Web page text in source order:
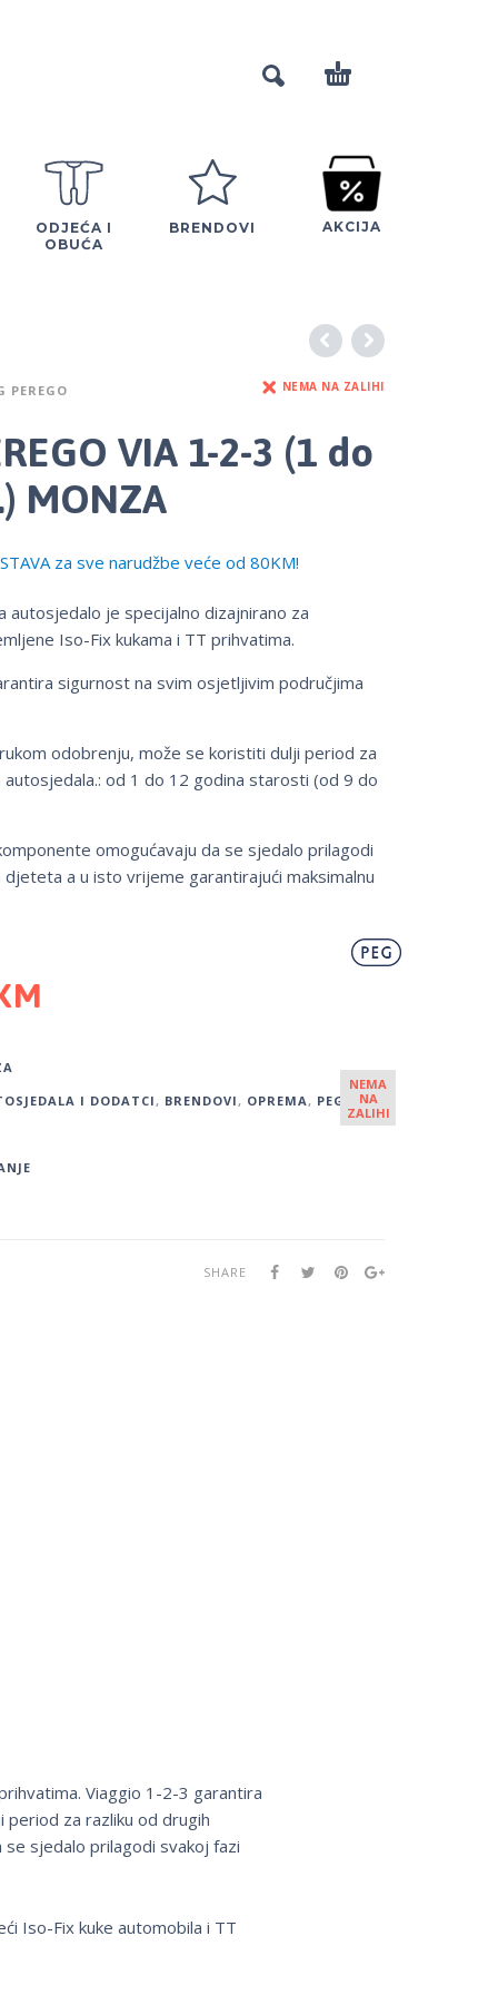
ODJEĆA I
OBUĆA
BRENDOVI AKCIJA
PEREGO NEMA NA ZALIHI
VIA 1-2-3 (1 do
MONZA
za sve narudžbe veće od 80KM!
autosjedalo je specijalno dizajnirano za
Iso-Fix kukama i TT prihvatima.
sigurnost na svim osjetljivim područjima
odobrenju, može se koristiti dulji period za
autosjedala.: od 1 do 12 godina starosti (od 9 do
omogućavaju da se sjedalo prilagodi
a u isto vrijeme garantirajući maksimalnu
I DODATCI, BRENDOVI, OPREMA, PEG
SHARE
NEMA
NA
ZALIHI
Viaggio 1-2-3 garantira
za razliku od drugih
sjedalo prilagodi svakoj fazi
Iso-Fix kuke automobila i TT